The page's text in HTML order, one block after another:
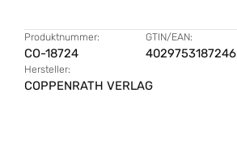
Produktnummer:
CO-18724
GTIN/EAN:
4029753187246
Hersteller:
COPPENRATH VERLAG